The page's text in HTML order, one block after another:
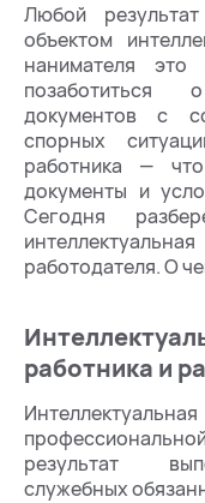
Любой
объектом
нанимателя это
позаботиться
документов с
спорных
работника —
документы и
Сегодня
работодателя. О
работника и
результат
служебных